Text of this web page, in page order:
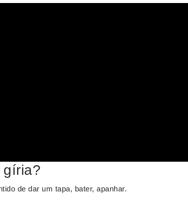
gíria?
de dar um tapa, bater, apanhar.